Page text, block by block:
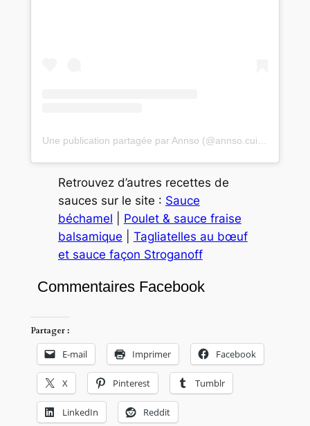
Retrouvez d’autres recettes de
sauces sur le site : Sauce
béchamel
Poulet & sauce fraise
balsamique
Tagliatelles au bœuf
et sauce façon Stroganoff
Commentaires Facebook
Partager :
E-mail Imprimer Facebook
X Pinterest Tumblr
LinkedIn Reddit